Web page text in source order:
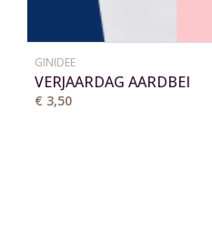
GINIDEE
VERJAARDAG AARDBEI
€ 3,50